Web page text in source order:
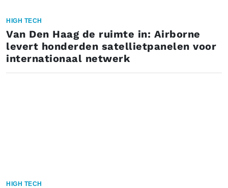
HIGH TECH
Van Den Haag de ruimte in: Airborne
levert honderden satellietpanelen voor
internationaal netwerk
HIGH TECH